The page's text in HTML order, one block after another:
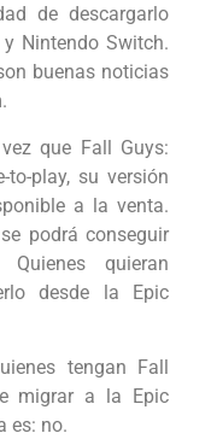
de descargarlo
Nintendo Switch.
buenas noticias
que Fall Guys:
to-play, su versión
a la venta.
podrá conseguir
quieran
desde la Epic
tengan Fall
migrar a la Epic
es: no.